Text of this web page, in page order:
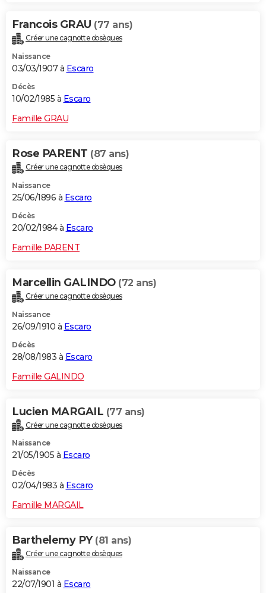
Francois GRAU (77 ans)
Créer une cagnotte obsèques
Naissance
03/03/1907 à Escaro
Décès
10/02/1985 à Escaro
Famille GRAU
Rose PARENT (87 ans)
Créer une cagnotte obsèques
Naissance
25/06/1896 à Escaro
Décès
20/02/1984 à Escaro
Famille PARENT
Marcellin GALINDO (72 ans)
Créer une cagnotte obsèques
Naissance
26/09/1910 à Escaro
Décès
28/08/1983 à Escaro
Famille GALINDO
Lucien MARGAIL (77 ans)
Créer une cagnotte obsèques
Naissance
21/05/1905 à Escaro
Décès
02/04/1983 à Escaro
Famille MARGAIL
Barthelemy PY (81 ans)
Créer une cagnotte obsèques
Naissance
22/07/1901 à Escaro